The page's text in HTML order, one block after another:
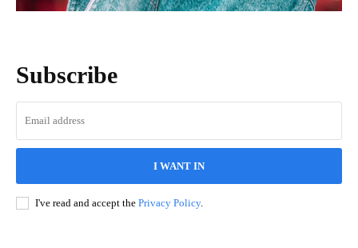
Subscribe
I WANT IN
I've read and accept the Privacy Policy.